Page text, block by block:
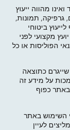
מהווה ייעוץ
גרפיקה, תמונות,
ביטוחי
מקצועי לפני
הפוליסות או כל
כתוצאה
על מידע זה
כפוף
השימוש באתר
לעיין